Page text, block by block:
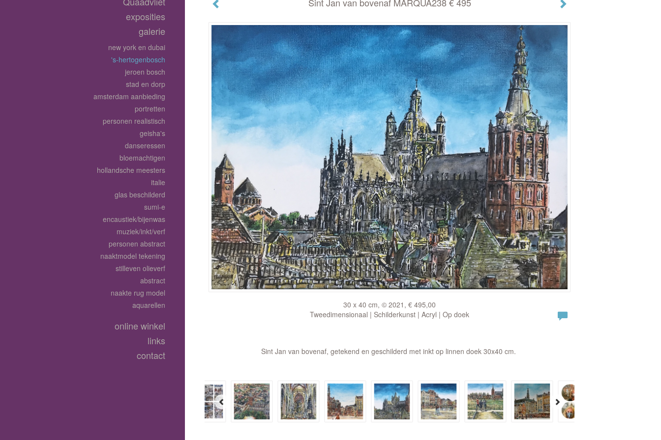
30 x 40 cm, © 2021, € 495,00
Tweedimensionaal | Schilderkunst | Acryl | Op doek
Sint Jan van bovenaf, getekend en geschilderd met inkt op linnen doek 30x40 cm.
exposities
galerie
new york en dubai
's-hertogenbosch
jeroen bosch
stad en dorp
amsterdam aanbieding
portretten
personen realistisch
geisha's
danseressen
bloemachtigen
hollandsche meesters
italie
glas beschilderd
sumi-e
encaustiek/bijenwas
muziek/inkt/verf
personen abstract
naaktmodel tekening
stilleven olieverf
abstract
naakte rug model
aquarellen
online winkel
links
contact